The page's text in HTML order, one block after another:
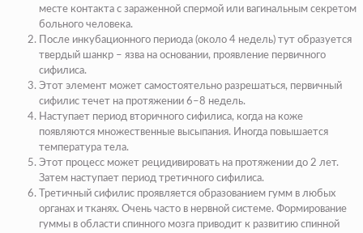
месте контакта с зараженной спермой или вагинальным секретом
больного человека.
После инкубационного периода (около 4 недель) тут образуется
твердый шанкр – язва на основании, проявление первичного
сифилиса.
Этот элемент может самостоятельно разрешаться, первичный
сифилис течет на протяжении 6–8 недель.
Наступает период вторичного сифилиса, когда на коже
появляются множественные высыпания. Иногда повышается
температура тела.
Этот процесс может рецидивировать на протяжении до 2 лет.
Затем наступает период третичного сифилиса.
Третичный сифилис проявляется образованием гумм в любых
органах и тканях. Очень часто в нервной системе. Формирование
гуммы в области спинного мозга приводит к развитию спинной